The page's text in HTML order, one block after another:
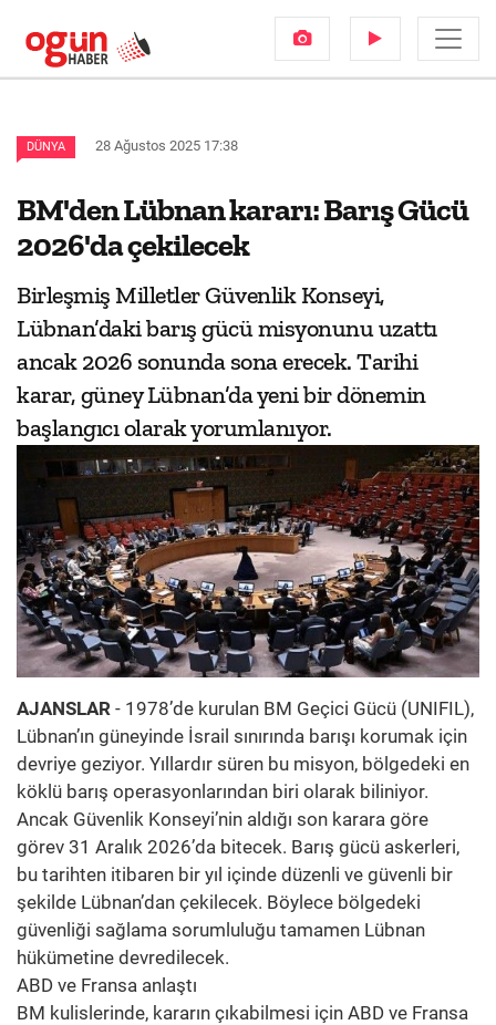
DÜNYA 28 Ağustos 2025 17:38
BM'den Lübnan kararı: Barış Gücü
2026'da çekilecek
Birleşmiş Milletler Güvenlik Konseyi,
Lübnan’daki barış gücü misyonunu uzattı
ancak 2026 sonunda sona erecek. Tarihi
karar, güney Lübnan’da yeni bir dönemin
başlangıcı olarak yorumlanıyor.
AJANSLAR - 1978’de kurulan BM Geçici Gücü (UNIFIL),
Lübnan’ın güneyinde İsrail sınırında barışı korumak için
devriye geziyor. Yıllardır süren bu misyon, bölgedeki en
köklü barış operasyonlarından biri olarak biliniyor.
Ancak Güvenlik Konseyi’nin aldığı son karara göre
görev 31 Aralık 2026’da bitecek. Barış gücü askerleri,
bu tarihten itibaren bir yıl içinde düzenli ve güvenli bir
şekilde Lübnan’dan çekilecek. Böylece bölgedeki
güvenliği sağlama sorumluluğu tamamen Lübnan
hükümetine devredilecek.
ABD ve Fransa anlaştı
BM kulislerinde, kararın çıkabilmesi için ABD ve Fransa